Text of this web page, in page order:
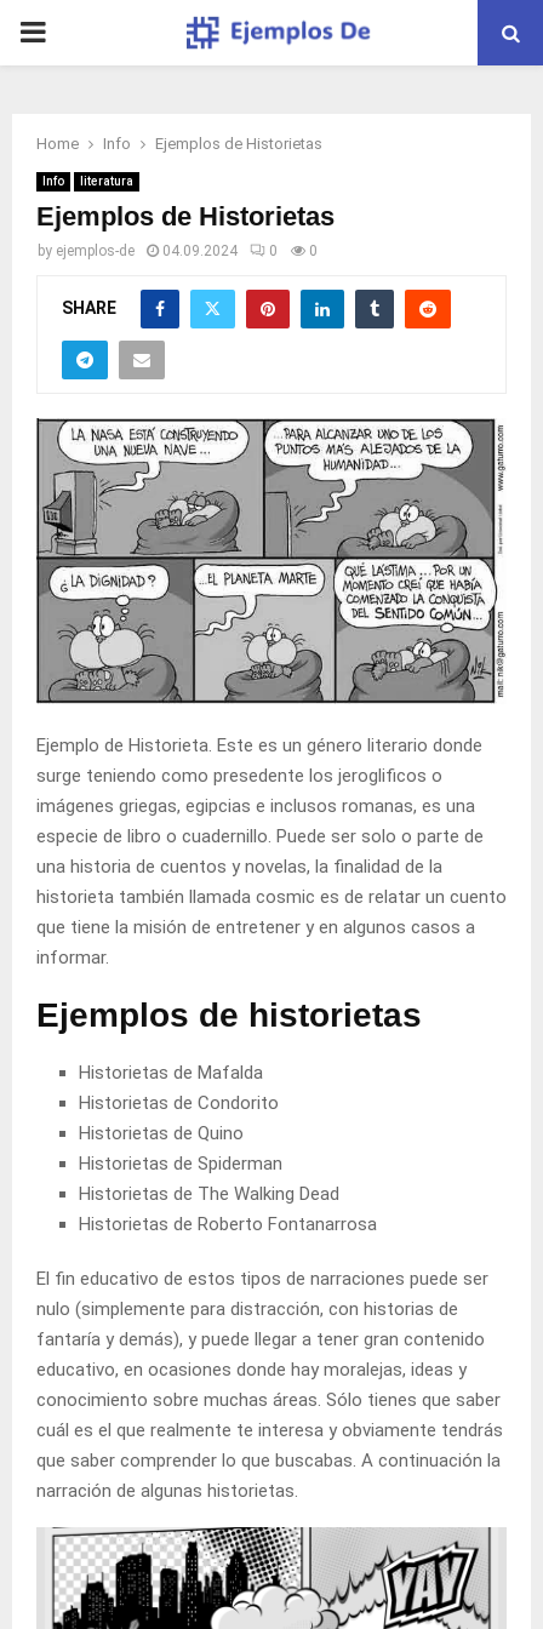
PRIMARY
Home Info Ejemplos de Historietas
Info literatura
Ejemplos de Historietas
by ejemplos-de 04.09.2024 0 0
SHARE
Ejemplo de Historieta. Este es un género literario donde
surge teniendo como presedente los jeroglificos o
imágenes griegas, egipcias e inclusos romanas, es una
especie de libro o cuadernillo. Puede ser solo o parte de
una historia de cuentos y novelas, la finalidad de la
historieta también llamada cosmic es de relatar un cuento
que tiene la misión de entretener y en algunos casos a
informar.
Ejemplos de historietas
Historietas de Mafalda
Historietas de Condorito
Historietas de Quino
Historietas de Spiderman
Historietas de The Walking Dead
Historietas de Roberto Fontanarrosa
El fin educativo de estos tipos de narraciones puede ser
nulo (simplemente para distracción, con historias de
fantaría y demás), y puede llegar a tener gran contenido
educativo, en ocasiones donde hay moralejas, ideas y
conocimiento sobre muchas áreas. Sólo tienes que saber
cuál es el que realmente te interesa y obviamente tendrás
que saber comprender lo que buscabas. A continuación la
narración de algunas historietas.